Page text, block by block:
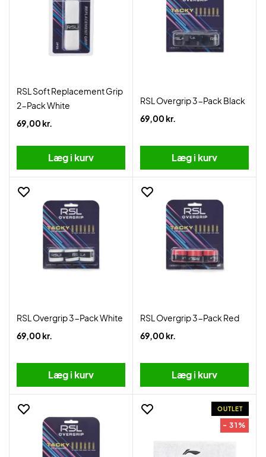
RSL Soft Replacement Grip
2-Pack White
69,00 kr.
Læg i kurv
RSL Overgrip 3-Pack Black
69,00 kr.
Læg i kurv
RSL Overgrip 3-Pack White
69,00 kr.
Læg i kurv
RSL Overgrip 3-Pack Red
69,00 kr.
Læg i kurv
OUTLET
- 31%